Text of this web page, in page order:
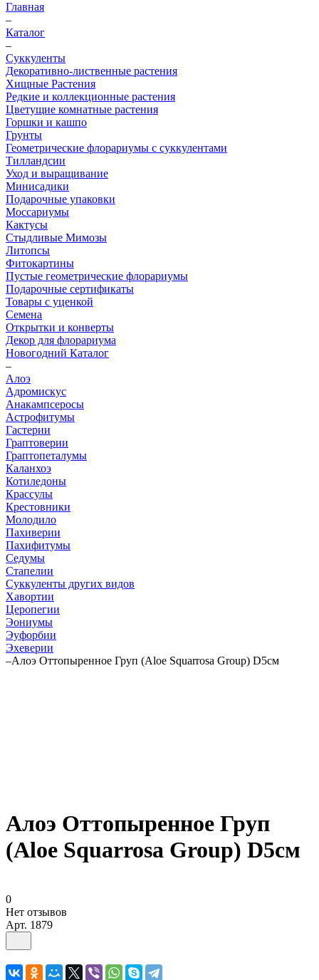
Главная
–
Каталог
–
Суккуленты
Декоративно-лиственные растения
Хищные Растения
Редкие и коллекционные растения
Цветущие комнатные растения
Горшки и кашпо
Грунты
Геометрические флорариумы с суккулентами
Тилландсии
Уход и выращивание
Минисадики
Подарочные упаковки
Моссариумы
Кактусы
Стыдливые Мимозы
Литопсы
Фитокартины
Пустые геометрические флорариумы
Подарочные сертификаты
Товары с уценкой
Семена
Открытки и конверты
Декор для флорариума
Новогодний Каталог
–
Алоэ
Адромискус
Анакампсеросы
Астрофитумы
Гастерии
Граптоверии
Граптопеталумы
Каланхоэ
Котиледоны
Крассулы
Крестовники
Молодило
Пахиверии
Пахифитумы
Седумы
Стапелии
Суккуленты других видов
Хавортии
Церопегии
Эониумы
Эуфорбии
Эхеверии
–Алоэ Оттопыренное Груп (Aloe Squarrosa Group) D5см
Алоэ Оттопыренное Груп
(Aloe Squarrosa Group) D5см
0
Нет отзывов
Арт. 1879